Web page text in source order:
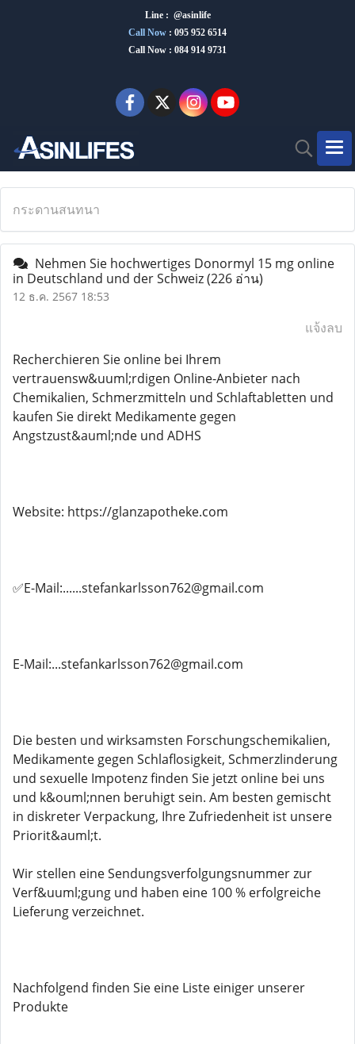
Line : @asinlife
Call Now : 095 952 6514
Call Now : 084 914 9731
กระดานสนทนา
Nehmen Sie hochwertiges Donormyl 15 mg online
in Deutschland und der Schweiz(226 อ่าน)
12 ธ.ค. 2567 18:53
แจ้งลบ
Recherchieren Sie online bei Ihrem
vertrauensw&uuml;rdigen Online-Anbieter nach
Chemikalien, Schmerzmitteln und Schlaftabletten und
kaufen Sie direkt Medikamente gegen
Angstzust&auml;nde und ADHS
Website: https://glanzapotheke.com
✅E-Mail:......stefankarlsson762@gmail.com
E-Mail:...stefankarlsson762@gmail.com
Die besten und wirksamsten Forschungschemikalien,
Medikamente gegen Schlaflosigkeit, Schmerzlinderung
und sexuelle Impotenz finden Sie jetzt online bei uns
und k&ouml;nnen beruhigt sein. Am besten gemischt
in diskreter Verpackung, Ihre Zufriedenheit ist unsere
Priorit&auml;t.
Wir stellen eine Sendungsverfolgungsnummer zur
Verf&uuml;gung und haben eine 100 % erfolgreiche
Lieferung verzeichnet.
Nachfolgend finden Sie eine Liste einiger unserer
Produkte